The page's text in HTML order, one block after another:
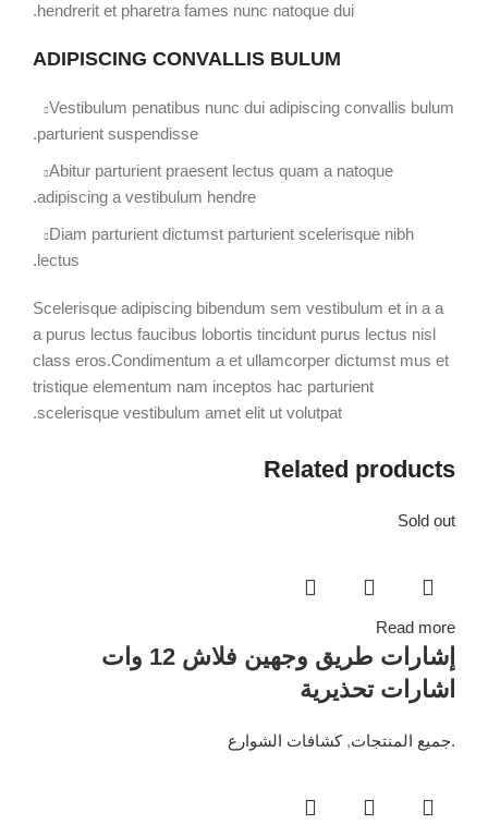
hendrerit et pharetra fames nunc natoque dui.
ADIPISCING CONVALLIS BULUM
Vestibulum penatibus nunc dui adipiscing convallis bulum
parturient suspendisse.
Abitur parturient praesent lectus quam a natoque
adipiscing a vestibulum hendre.
Diam parturient dictumst parturient scelerisque nibh
lectus.
Scelerisque adipiscing bibendum sem vestibulum et in a a
a purus lectus faucibus lobortis tincidunt purus lectus nisl
class eros.Condimentum a et ullamcorper dictumst mus et
tristique elementum nam inceptos hac parturient
scelerisque vestibulum amet elit ut volutpat.
Related products
Sold out
Read more
إشارات طريق وجهين فلاش 12 وات
اشارات تحذيرية
.جميع المنتجات,كشافات الشوارع